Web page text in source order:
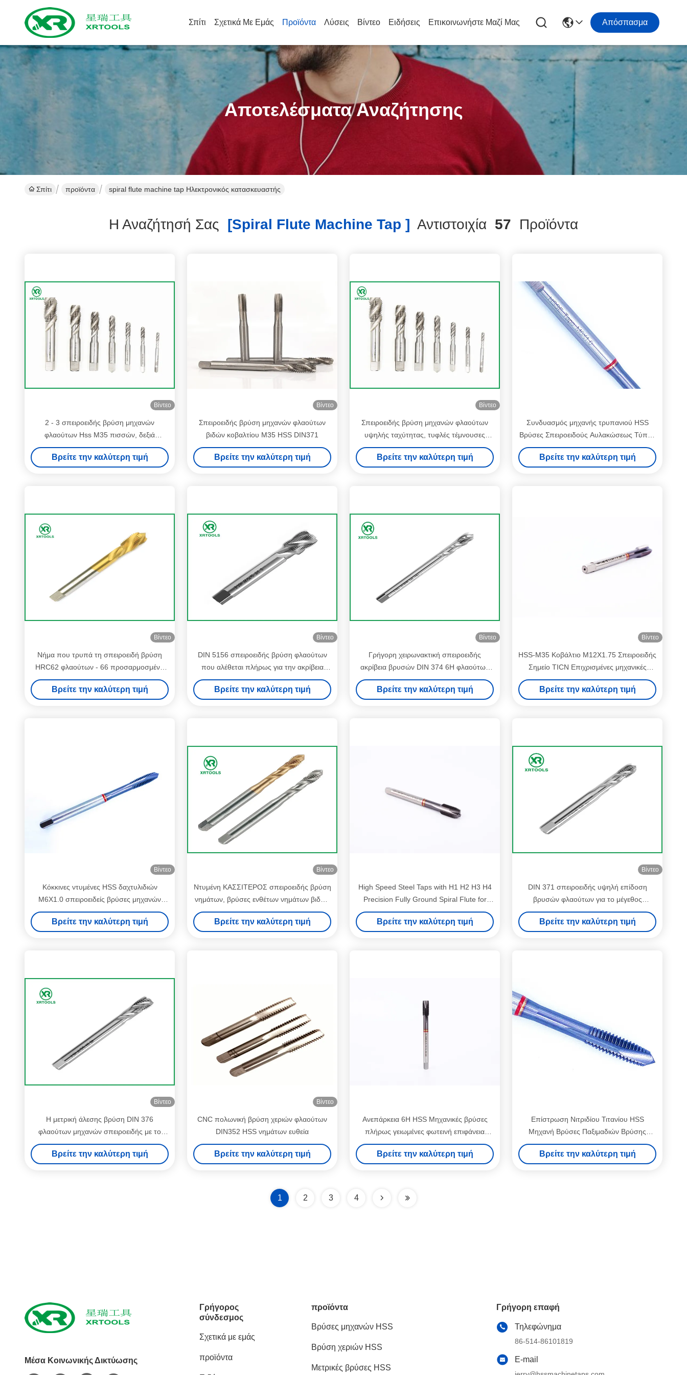
Σπίτι Σχετικά Με Εμάς Προϊόντα Λύσεις Βίντεο Ειδήσεις Επικοινωνήστε Μαζί Μας Απόσπασμα
Αποτελέσματα Αναζήτησης
Σπίτι προϊόντα spiral flute machine tap Ηλεκτρονικός κατασκευαστής
Η Αναζήτησή Σας [spiral Flute Machine Tap ] Αντιστοιχία 57 Προϊόντα
Βίντεο
2 - 3 σπειροειδής βρύση μηχανών
φλαούτων Hss M35 πισσών, δεξιά
τροποποιημένα να φτάσει πρότυπα
βρυσών ISO529
Βρείτε την καλύτερη τιμή
Βίντεο
Σπειροειδής βρύση μηχανών φλαούτων
βιδών κοβαλτίου M35 HSS DIN371
Βρείτε την καλύτερη τιμή
Βίντεο
Σπειροειδής βρύση μηχανών φλαούτων
υψηλής ταχύτητας, τυφλές τέμνουσες
βρύσες νημάτων τρυπών
Βρείτε την καλύτερη τιμή
Συνδυασμός μηχανής τρυπανιού HSS
Βρύσες Σπειροειδούς Αυλακώσεως Τύπου
Βήμα 0.5-1.25 Εργαλεία κοπής
σπειρώματος Σχεδιασμένα για σταθερό
Βρείτε την καλύτερη τιμή
Βίντεο
Νήμα που τρυπά τη σπειροειδή βρύση
HRC62 φλαούτων - 66 προσαρμοσμένα
σκληρότητα μέγεθος/χρώμα
Βρείτε την καλύτερη τιμή
Βίντεο
DIN 5156 σπειροειδής βρύση φλαούτων
που αλέθεται πλήρως για την ακρίβεια
νημάτων H1 σωλήνων Whitworth
Βρείτε την καλύτερη τιμή
Βίντεο
Γρήγορη χειρωνακτική σπειροειδής
ακρίβεια βρυσών DIN 374 6H φλαούτων
για CNC τη μηχανή τόρνου
Βρείτε την καλύτερη τιμή
Βίντεο
HSS-M35 Κοβάλτιο M12X1.75 Σπειροειδής
Σημείο TICN Επιχρισμένες μηχανικές
βρύσες HSS για μηχανική επεξεργασία
Βρείτε την καλύτερη τιμή
Βίντεο
Κόκκινες ντυμένες HSS δαχτυλιδιών
M6X1.0 σπειροειδείς βρύσες μηχανών
σημείου TICN
Βρείτε την καλύτερη τιμή
Βίντεο
Ντυμένη ΚΑΣΣΙΤΕΡΟΣ σπειροειδής βρύση
νημάτων, βρύσες ενθέτων νημάτων βιδών
ανοχής 6H
Βρείτε την καλύτερη τιμή
High Speed Steel Taps with H1 H2 H3 H4
Precision Fully Ground Spiral Flute for
Heavy Duty Applications
Βρείτε την καλύτερη τιμή
Βίντεο
DIN 371 σπειροειδής υψηλή επίδοση
βρυσών φλαούτων για το μέγεθος
μηχανών διατρήσεων M10 * 1.5mm
Βρείτε την καλύτερη τιμή
Βίντεο
Η μετρική άλεσης βρύση DIN 376
φλαούτων μηχανών σπειροειδής με το
λευκό τελειώνει μέσω της τρύπας
Βρείτε την καλύτερη τιμή
Βίντεο
CNC πολωνική βρύση χεριών φλαούτων
DIN352 HSS νημάτων ευθεία
Βρείτε την καλύτερη τιμή
Ανεπάρκεια 6H HSS Μηχανικές βρύσες
πλήρως γειωμένες φωτεινή επιφάνεια
τελικό εργαλεία επεξεργασίας ακριβείας για
βιομηχανική κοπή νήματος
Βρείτε την καλύτερη τιμή
Επίστρωση Νιτριδίου Τιτανίου HSS
Μηχανή Βρύσες Παξιμαδιών Βρύσης
Εργαλεία Κοπής Σπειρώματος Επιφάνειας
με Επικάλυψη Κασσίτερου για Εργασίες
Βρείτε την καλύτερη τιμή
1 2 3 4
Μέσα Κοινωνικής Δικτύωσης
Γρήγορος
σύνδεσμος
Σχετικά με εμάς
προϊόντα
προϊόντα
Βρύσες μηχανών HSS
Βρύση χεριών HSS
Μετρικές βρύσες HSS
Γρήγορη επαφή
Τηλεφώνημα
86-514-86101819
E-mail